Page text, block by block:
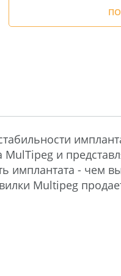
и
имплантата - чем
Multipeg